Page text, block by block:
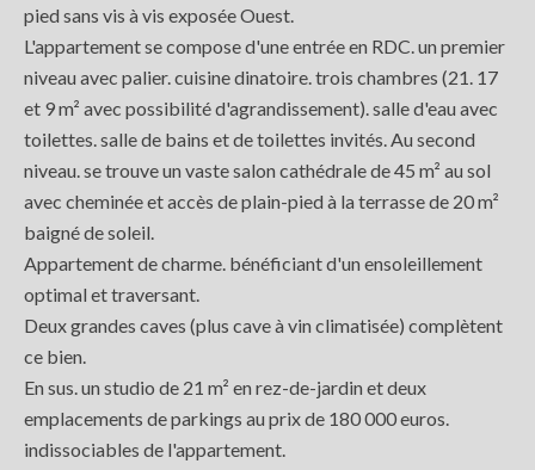
pied sans vis à vis exposée Ouest.
L'appartement se compose d'une entrée en RDC. un premier
niveau avec palier. cuisine dinatoire. trois chambres (21. 17
et 9 m² avec possibilité d'agrandissement). salle d'eau avec
toilettes. salle de bains et de toilettes invités. Au second
niveau. se trouve un vaste salon cathédrale de 45 m² au sol
avec cheminée et accès de plain-pied à la terrasse de 20 m²
baigné de soleil.
Appartement de charme. bénéficiant d'un ensoleillement
optimal et traversant.
Deux grandes caves (plus cave à vin climatisée) complètent
ce bien.
En sus. un studio de 21 m² en rez-de-jardin et deux
emplacements de parkings au prix de 180 000 euros.
indissociables de l'appartement.